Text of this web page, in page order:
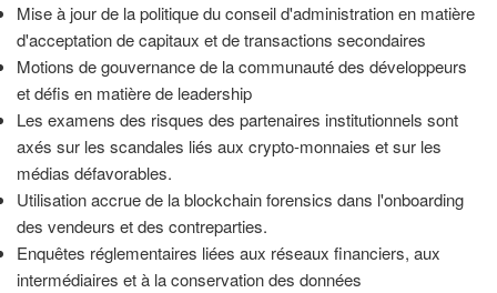
Mise à jour de la politique du conseil d'administration en matière
d'acceptation de capitaux et de transactions secondaires
Motions de gouvernance de la communauté des développeurs
et défis en matière de leadership
Les examens des risques des partenaires institutionnels sont
axés sur les scandales liés aux crypto-monnaies et sur les
médias défavorables.
Utilisation accrue de la blockchain forensics dans l'onboarding
des vendeurs et des contreparties.
Enquêtes réglementaires liées aux réseaux financiers, aux
intermédiaires et à la conservation des données